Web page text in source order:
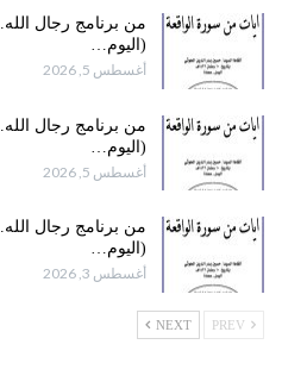
من برنامج رجال
(اليوم…
أغسطس 5, 2026
من برنامج رجال
(اليوم…
أغسطس 5, 2026
من برنامج رجال
(اليوم…
أغسطس 3, 2026
NEXT